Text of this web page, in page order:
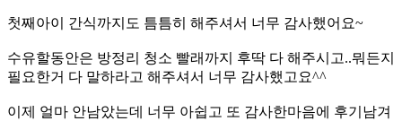
첫째아이 간식까지도 틈틈히 해주셔서 너무 감사했어요~
수유할동안은 방정리 청소 빨래까지 후딱 다 해주시고..뭐든지
필요한거 다 말하라고 해주셔서 너무 감사했고요^^
이제 얼마 안남았는데 너무 아쉽고 또 감사한마음에 후기남겨